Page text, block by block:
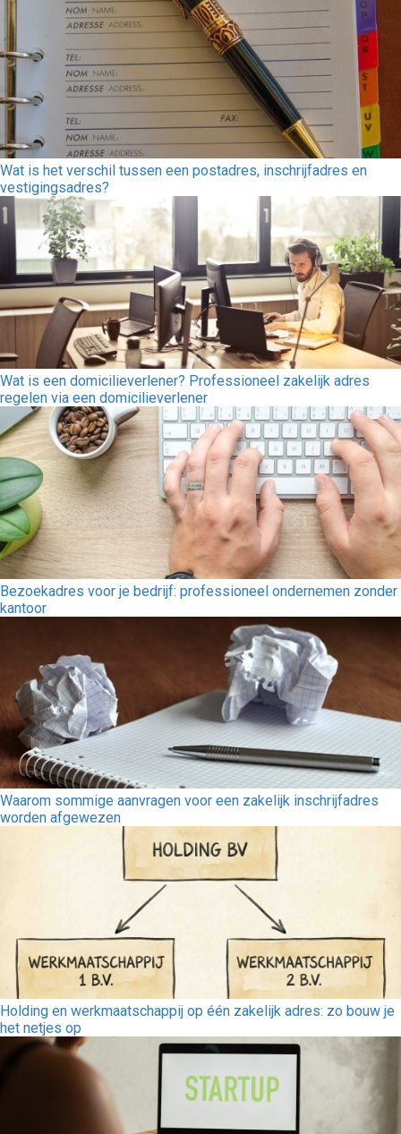
Wat is het verschil tussen een postadres, inschrijfadres en
vestigingsadres?
Wat is een domicilieverlener? Professioneel zakelijk adres
regelen via een domicilieverlener
Bezoekadres voor je bedrijf: professioneel ondernemen zonder
kantoor
Waarom sommige aanvragen voor een zakelijk inschrijfadres
worden afgewezen
Holding en werkmaatschappij op één zakelijk adres: zo bouw je
het netjes op